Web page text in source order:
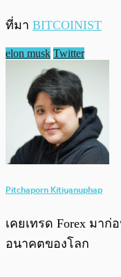
ที่มา BITCOINIST
elon musk Twitter
Pitchaporn Kitiyanuphap
เคยเทรด Forex มา
อนาคตของโลก